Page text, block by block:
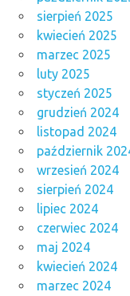
sierpień 2025
kwiecień 2025
marzec 2025
luty 2025
styczeń 2025
grudzień 2024
listopad 2024
październik
wrzesień 2024
sierpień 2024
lipiec 2024
czerwiec 2024
maj 2024
kwiecień 2024
marzec 2024